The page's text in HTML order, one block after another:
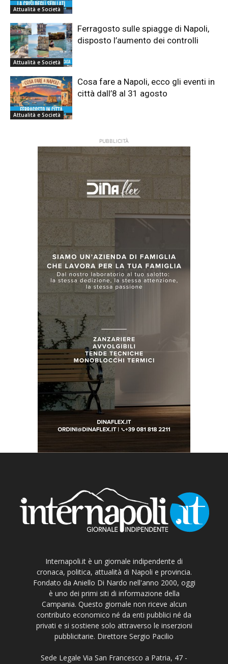
Attualità e Società
Attualità e Società
Ferragosto sulle spiagge di Napoli,
disposto l’aumento dei controlli
Attualità e Società
Cosa fare a Napoli, ecco gli eventi in
città dall’8 al 31 agosto
PUBBLICITÀ
Internapoli.it è un giornale indipendente di
cronaca, politica, attualità di Napoli e provincia.
Fondato da Aniello Di Nardo nell'anno 2000, oggi
è uno dei primi siti di informazione della
Campania. Questo giornale non riceve alcun
contributo economico né da enti pubblici né da
privati e si sostiene solo attraverso le inserzioni
pubblicitarie. Direttore Sergio Pacilio
Sede Legale Via San Francesco a Patria, 47 -